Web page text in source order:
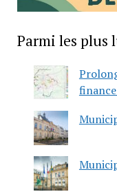
Parmi les plus